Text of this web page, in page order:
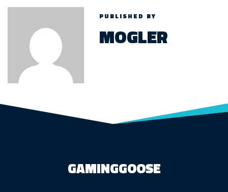
PUBLISHED BY
MOGLER
GAMINGGOOSE